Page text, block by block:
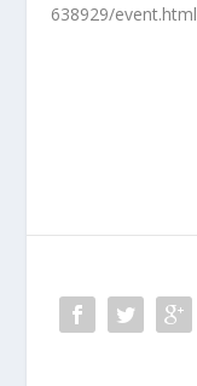
638929/event.html